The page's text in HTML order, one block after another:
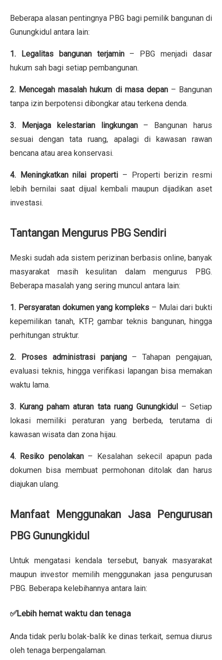
Beberapa alasan pentingnya PBG bagi pemilik bangunan di
Gunungkidul antara lain:
1. Legalitas bangunan terjamin– PBG menjadi dasar
hukum sah bagi setiap pembangunan.
2. Mencegah masalah hukum di masa depan– Bangunan
tanpa izin berpotensi dibongkar atau terkena denda.
3. Menjaga kelestarian lingkungan– Bangunan harus
sesuai dengan tata ruang, apalagi di kawasan rawan
bencana atau area konservasi.
4. Meningkatkan nilai properti – Properti berizin resmi
lebih bernilai saat dijual kembali maupun dijadikan aset
investasi.
Tantangan Mengurus PBG Sendiri
Meski sudah ada sistem perizinan berbasis online, banyak
masyarakat masih kesulitan dalam mengurus PBG.
Beberapa masalah yang sering muncul antara lain:
1. Persyaratan dokumen yang kompleks – Mulai dari bukti
kepemilikan tanah, KTP, gambar teknis bangunan, hingga
perhitungan struktur.
2. Proses administrasi panjang– Tahapan pengajuan,
evaluasi teknis, hingga verifikasi lapangan bisa memakan
waktu lama.
3. Kurang paham aturan tata ruang Gunungkidul– Setiap
lokasi memiliki peraturan yang berbeda, terutama di
kawasan wisata dan zona hijau.
4. Resiko penolakan– Kesalahan sekecil apapun pada
dokumen bisa membuat permohonan ditolak dan harus
diajukan ulang.
Manfaat Menggunakan Jasa Pengurusan
PBG Gunungkidul
Untuk mengatasi kendala tersebut, banyak masyarakat
maupun investor memilih menggunakan jasa pengurusan
PBG. Beberapa kelebihannya antara lain:
✅Lebih hemat waktu dan tenaga
Anda tidak perlu bolak-balik ke dinas terkait, semua diurus
oleh tenaga berpengalaman.